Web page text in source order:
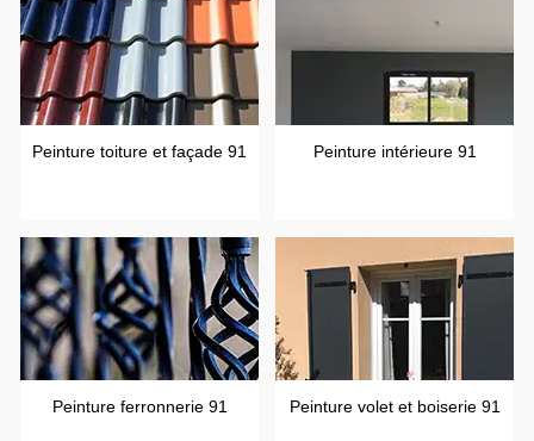
Peinture toiture et façade 91 Peinture intérieure 91
Peinture ferronnerie 91 Peinture volet et boiserie 91